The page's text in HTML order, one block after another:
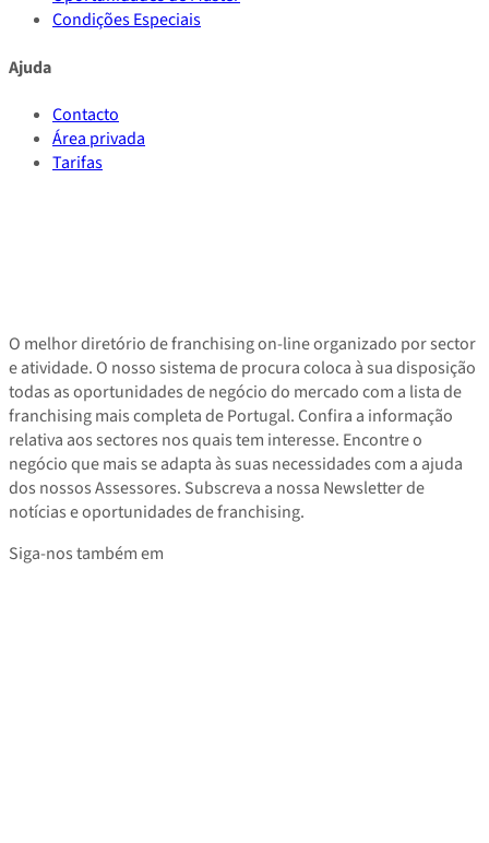
Condições Especiais
Ajuda
Contacto
Área privada
Tarifas
O melhor diretório de franchising on-line organizado por sector
e atividade. O nosso sistema de procura coloca à sua disposição
todas as oportunidades de negócio do mercado com a lista de
franchising mais completa de Portugal. Confira a informação
relativa aos sectores nos quais tem interesse. Encontre o
negócio que mais se adapta às suas necessidades com a ajuda
dos nossos Assessores. Subscreva a nossa Newsletter de
notícias e oportunidades de franchising.
Siga-nos também em